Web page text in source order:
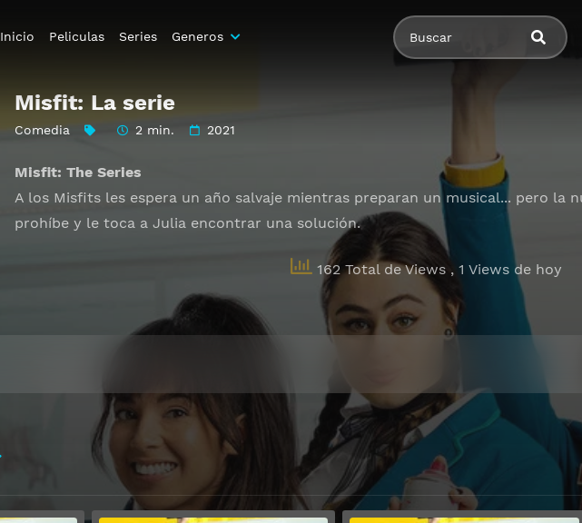
Inicio Peliculas Series Generos
Misfit: La serie
Comedia 2 min. 2021
Misfit: The Series
A los Misfits les espera un año salvaje mientras preparan un musical... pero la
prohíbe y le toca a Julia encontrar una solución.
162 Total de Views , 1 Views de hoy